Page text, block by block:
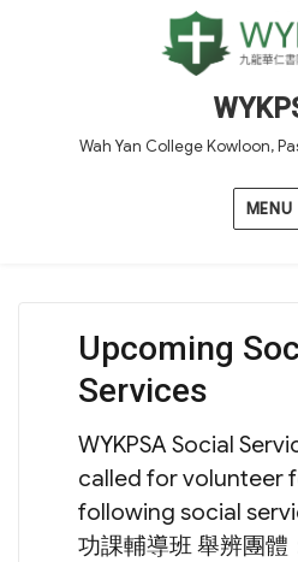
Wah Yan College Kowloon,
MENU
Upcoming
Services
WYKPSA Social
called for volunteer
following social
功課輔導班 舉辨團體